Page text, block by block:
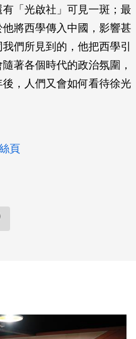
「光啟社」可見一斑；最
將西學傳入中國，影響甚
們所見到的，他把西學引
著各個時代的政治氛圍，
，人們又會如何看待徐光
頁